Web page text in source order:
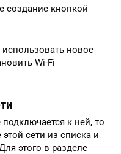
создание кнопкой
новое
Wi-Fi
к ней, то
сети из списка и
этого в разделе